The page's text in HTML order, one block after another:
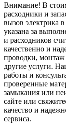
Внимание! В
расходники и
вызов электрика
указана за
и расходников
качественно и
проводки,
другие услуги.
работы и
проверенные
замыкания или
сайте или
качество и
сервиса.